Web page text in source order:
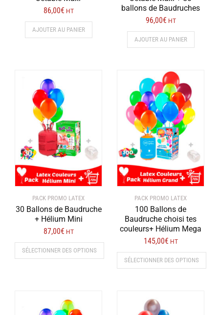
86,00€ HT
AJOUTER AU PANIER
ballons de Baudruches
96,00€ HT
AJOUTER AU PANIER
PACK PROMO LATEX
30 Ballons de Baudruche
+ Hélium Mini
87,00€ HT
SÉLECTIONNER DES OPTIONS
PACK PROMO LATEX
100 Ballons de
Baudruche choisi tes
couleurs+ Hélium Mega
145,00€ HT
SÉLECTIONNER DES OPTIONS